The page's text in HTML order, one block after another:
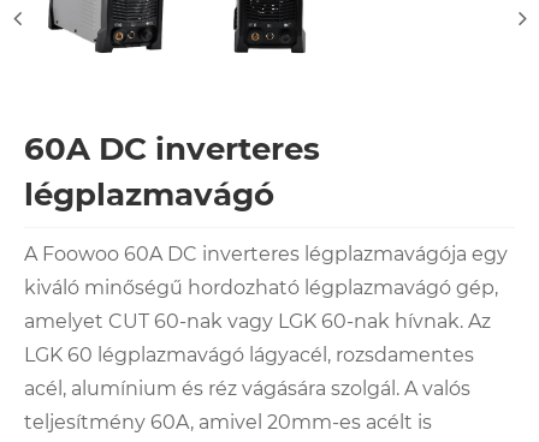
60A DC inverteres
légplazmavágó
A Foowoo 60A DC inverteres légplazmavágója egy
kiváló minőségű hordozható légplazmavágó gép,
amelyet CUT 60-nak vagy LGK 60-nak hívnak. Az
LGK 60 légplazmavágó lágyacél, rozsdamentes
acél, alumínium és réz vágására szolgál. A valós
teljesítmény 60A, amivel 20mm-es acélt is